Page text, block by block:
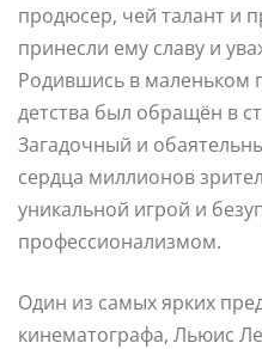
продюсер, чей талант и
принесли ему славу и
Родившись в маленьком
детства был обращён в
Загадочный и
сердца миллионов
уникальной игрой и
профессионализмом.
Один из самых ярких
кинематографа, Льюис